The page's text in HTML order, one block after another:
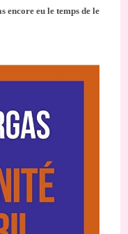
encore eu le temps de le